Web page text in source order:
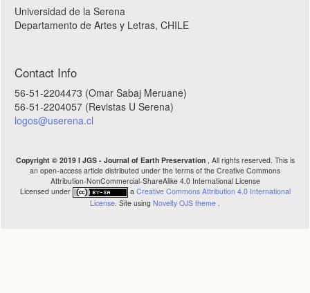
Universidad de la Serena
Departamento de Artes y Letras, CHILE
Contact Info
56-51-2204473 (Omar Sabaj Meruane)
56-51-2204057 (Revistas U Serena)
logos@userena.cl
Copyright © 2019 I JGS - Journal of Earth Preservation , All rights reserved. This is
an open-access article distributed under the terms of the Creative Commons
Attribution-NonCommercial-ShareAlike 4.0 International License
Licensed under
a Creative Commons Attribution 4.0 International
License . Site using Novelty OJS theme